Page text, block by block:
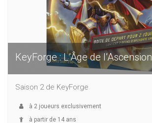
KeyForge : L’Âge de l’Ascension
Saison 2 de KeyForge
à 2 joueurs exclusivement
à partir de 14 ans